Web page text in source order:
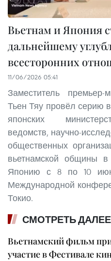
Вьетнам и Япония
дальнейшему
всесторонних
11/06/2026 05:41
Заместитель
Тьен Тяу провёл серию
японских
ведомств, научно-
общественных
вьетнамской общины
Японию с 8 по 10
Международной
Токио.
СМОТРЕТЬ ДАЛЕЕ
Вьетнамский фильм
участие в Фестивале